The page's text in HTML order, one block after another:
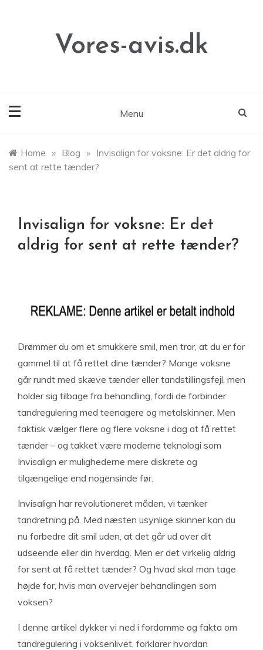
Vores-avis.dk
Menu
Home » Blog » Invisalign for voksne: Er det aldrig for
sent at rette tænder?
Invisalign for voksne: Er det
aldrig for sent at rette tænder?
Drømmer du om et smukkere smil, men tror, at du er for
gammel til at få rettet dine tænder? Mange voksne
går rundt med skæve tænder eller tandstillingsfejl, men
holder sig tilbage fra behandling, fordi de forbinder
tandregulering med teenagere og metalskinner. Men
faktisk vælger flere og flere voksne i dag at få rettet
tænder – og takket være moderne teknologi som
Invisalign er mulighederne mere diskrete og
tilgængelige end nogensinde før.
Invisalign har revolutioneret måden, vi tænker
tandretning på. Med næsten usynlige skinner kan du
nu forbedre dit smil uden, at det går ud over dit
udseende eller din hverdag. Men er det virkelig aldrig
for sent at få rettet tænder? Og hvad skal man tage
højde for, hvis man overvejer behandlingen som
voksen?
I denne artikel dykker vi ned i fordomme og fakta om
tandregulering i voksenlivet, forklarer hvordan